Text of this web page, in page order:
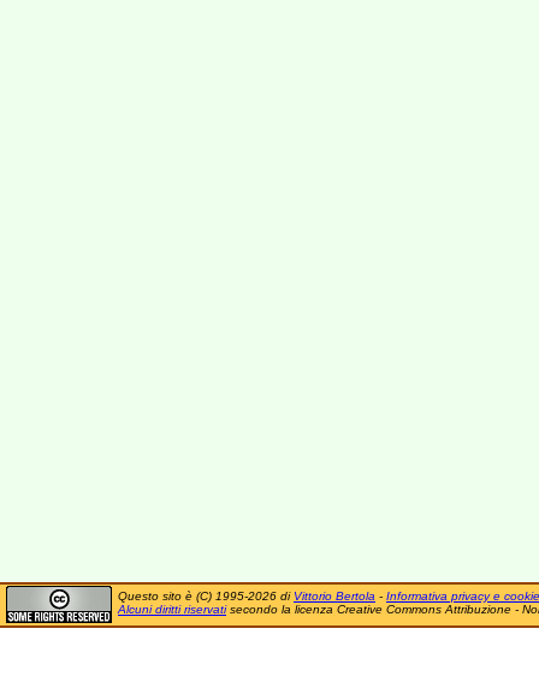
Questo sito è (C) 1995-2026 di Vittorio Bertola - Informativa privacy e cookie
Alcuni diritti riservatisecondo la licenza Creative Commons Attribuzione -